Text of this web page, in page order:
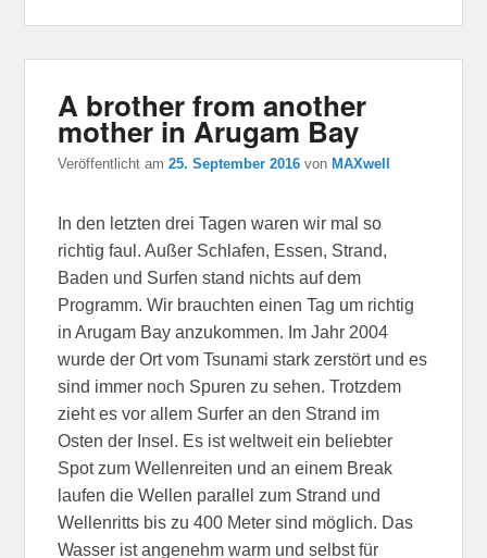
A brother from another
mother in Arugam Bay
Veröffentlicht am25. September 2016 von MAXwell
In den letzten drei Tagen waren wir mal so
richtig faul. Außer Schlafen, Essen, Strand,
Baden und Surfen stand nichts auf dem
Programm. Wir brauchten einen Tag um richtig
in Arugam Bay anzukommen. Im Jahr 2004
wurde der Ort vom Tsunami stark zerstört und es
sind immer noch Spuren zu sehen. Trotzdem
zieht es vor allem Surfer an den Strand im
Osten der Insel. Es ist weltweit ein beliebter
Spot zum Wellenreiten und an einem Break
laufen die Wellen parallel zum Strand und
Wellenritts bis zu 400 Meter sind möglich. Das
Wasser ist angenehm warm und selbst für